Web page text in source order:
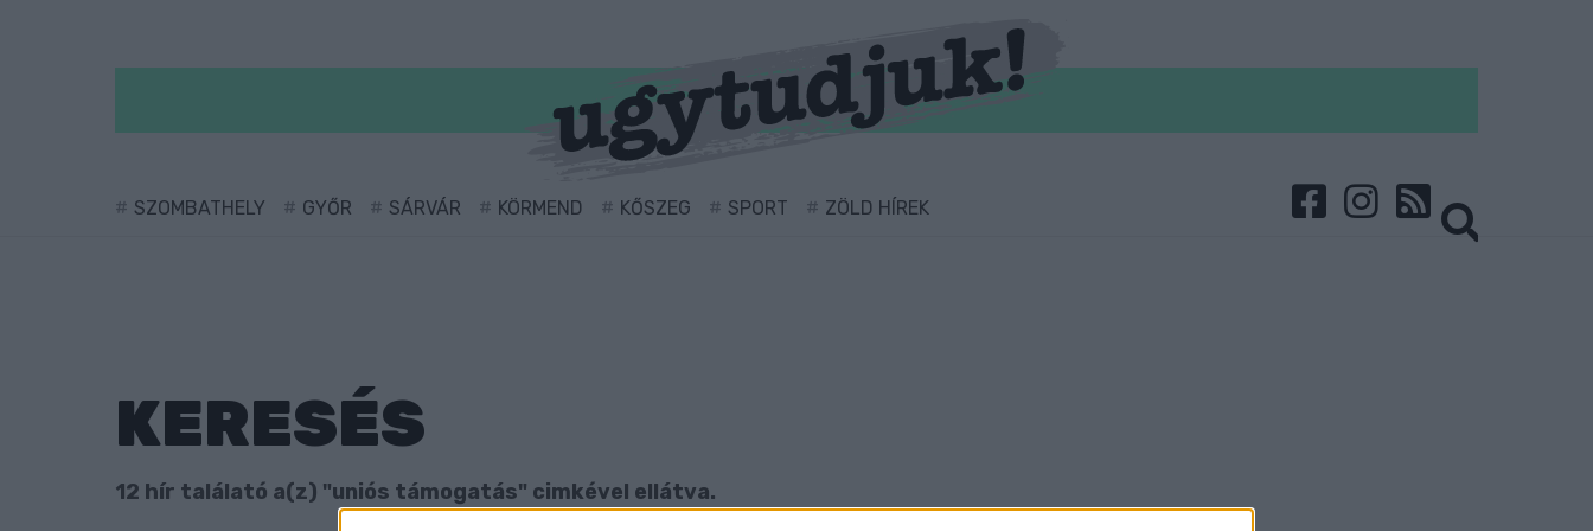
SZOMBATHELY GYŐR SÁRVÁR KÖRMEND KŐSZEG SPORT ZÖLD HÍREK
KERESÉS
12 hír találató a(z) "uniós támogatás" cimkével ellátva.